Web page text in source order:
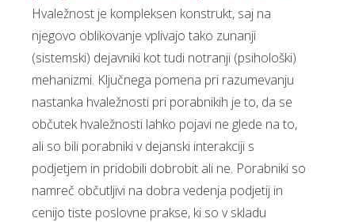
Hvaležnost je kompleksen konstrukt, saj na
njegovo oblikovanje vplivajo tako zunanji
(sistemski) dejavniki kot tudi notranji (psihološki)
mehanizmi. Ključnega pomena pri razumevanju
nastanka hvaležnosti pri porabnikih je to, da se
občutek hvaležnosti lahko pojavi ne glede na to,
ali so bili porabniki v dejanski interakciji s
podjetjem in pridobili dobrobit ali ne. Porabniki so
namreč občutljivi na dobra vedenja podjetij in
cenijo tiste poslovne prakse, ki so v skladu